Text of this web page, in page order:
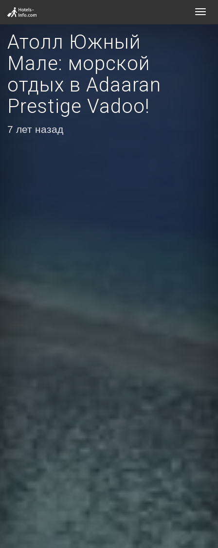
Атолл Южный
Мале: морской
отдых в Adaaran
Prestige Vadoo!
7 лет назад